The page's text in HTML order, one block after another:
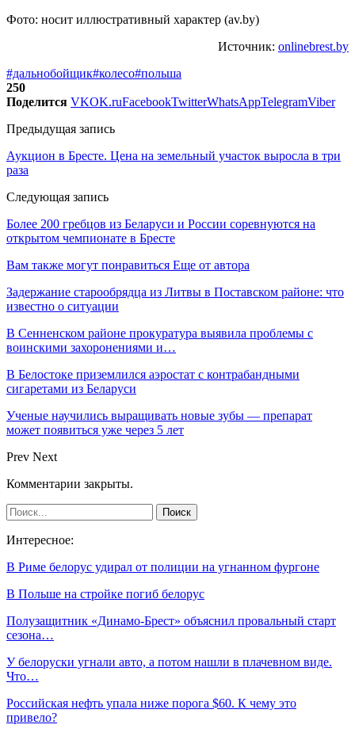
Фото: носит иллюстративный характер (av.by)
Источник: onlinebrest.by
#дальнобойщик#колесо#польша
250
Поделится VKOK.ruFacebookTwitterWhatsAppTelegramViber
Предыдущая запись
Аукцион в Бресте. Цена на земельный участок выросла в три
раза
Следующая запись
Более 200 гребцов из Беларуси и России соревнуются на
открытом чемпионате в Бресте
Вам также могут понравиться Еще от автора
Задержание старообрядца из Литвы в Поставском районе: что
известно о ситуации
В Сенненском районе прокуратура выявила проблемы с
воинскими захоронениями и…
В Белостоке приземлился аэростат с контрабандными
сигаретами из Беларуси
Ученые научились выращивать новые зубы — препарат
может появиться уже через 5 лет
Prev Next
Комментарии закрыты.
Интересное:
В Риме белорус удирал от полиции на угнанном фургоне
В Польше на стройке погиб белорус
Полузащитник «Динамо-Брест» объяснил провальный старт
сезона…
У белоруски угнали авто, а потом нашли в плачевном виде.
Что…
Российская нефть упала ниже порога $60. К чему это
привело?